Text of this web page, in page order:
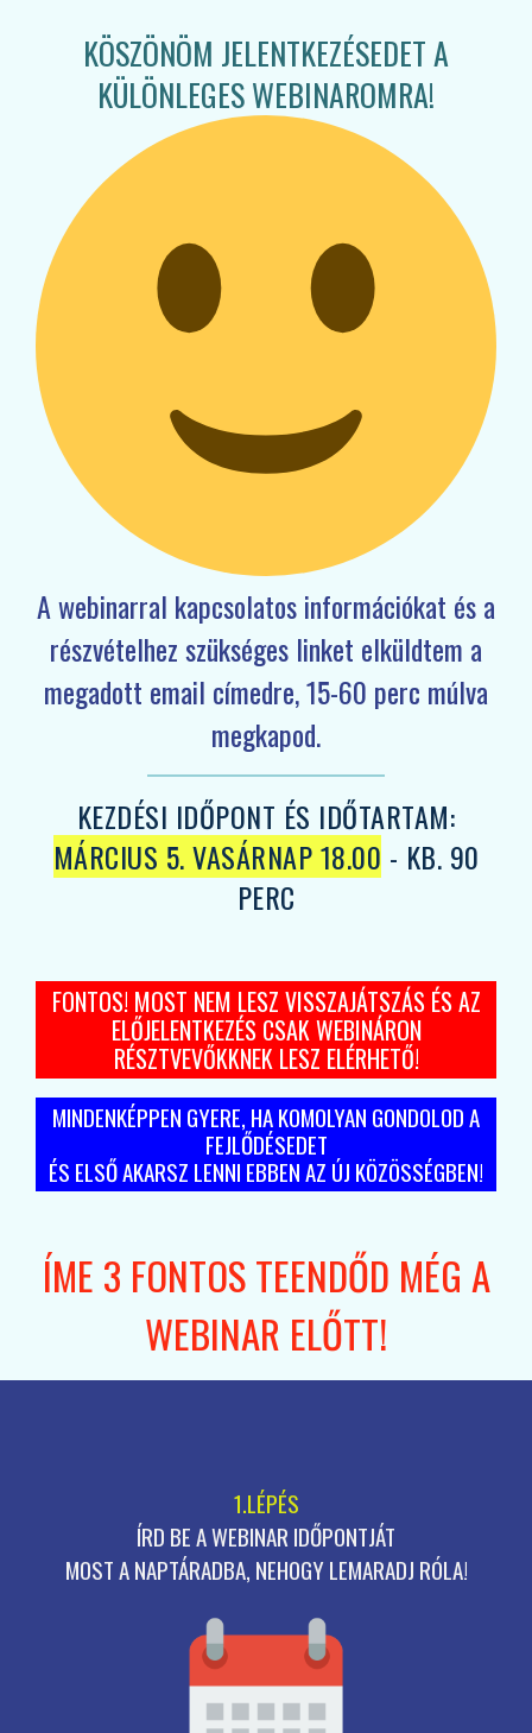
KÖSZÖNÖM JELENTKEZÉSEDET A
KÜLÖNLEGES WEBINAROMRA!
A webinarral kapcsolatos információkat és a
részvételhez szükséges linket elküldtem a
megadott email címedre, 15-60 perc múlva
megkapod.
KEZDÉSI IDŐPONT ÉS IDŐTARTAM:
MÁRCIUS 5. VASÁRNAP 18.00 - KB. 90
PERC
FONTOS! MOST NEM LESZ VISSZAJÁTSZÁS ÉS AZ
ELŐJELENTKEZÉS CSAK WEBINÁRON
RÉSZTVEVŐKKNEK LESZ ELÉRHETŐ!
MINDENKÉPPEN GYERE, HA KOMOLYAN GONDOLOD A
FEJLŐDÉSEDET
ÉS ELSŐ AKARSZ LENNI EBBEN AZ ÚJ KÖZÖSSÉGBEN!
ÍME 3 FONTOS TEENDŐD MÉG A
WEBINAR ELŐTT!
1.LÉPÉS
ÍRD BE A WEBINAR IDŐPONTJÁT
MOST A NAPTÁRADBA, NEHOGY LEMARADJ RÓLA!